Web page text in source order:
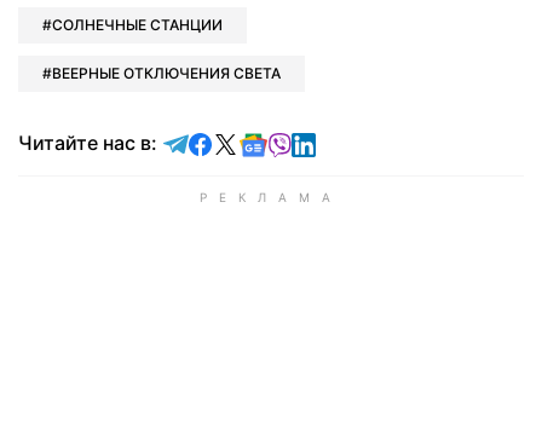
СОЛНЕЧНЫЕ СТАНЦИИ
ВЕЕРНЫЕ ОТКЛЮЧЕНИЯ СВЕТА
Читайте нас в: Читайте в Telegram
Читайте в Facebook
Читайте в X
Читайте в Google news
Читайте в Viber
Читайте в LinkedIn